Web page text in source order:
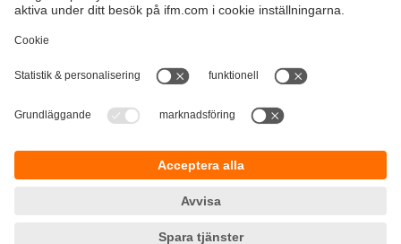
Garantipolicy
Platser (EN)
Nedladdningar
ifm electronic ab
412 50 Göteborg
Tel.växel 031-750 23 00